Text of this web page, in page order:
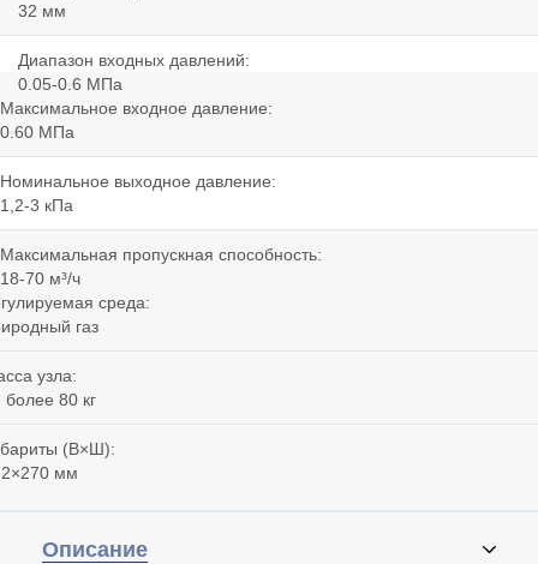
32 мм
Диапазон входных давлений:
0.05-0.6 МПа
Максимальное входное давление:
0.60 МПа
Номинальное выходное давление:
1,2-3 кПа
Максимальная пропускная способность:
18-70 м³/ч
среда:
газ
узла:
более 80 кг
(В×Ш):
мм
Описание